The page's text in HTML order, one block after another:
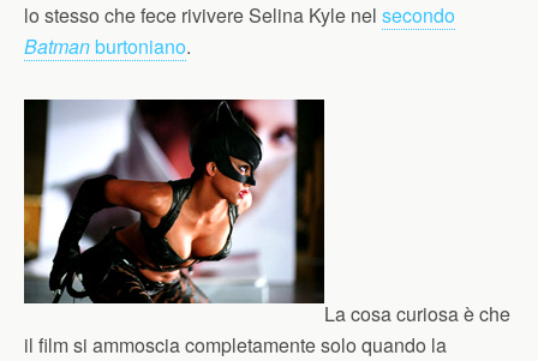
lo stesso che fece rivivere Selina Kyle nel secondo
Batmanburtoniano.
La cosa curiosa è che
il film si ammoscia completamente solo quando la